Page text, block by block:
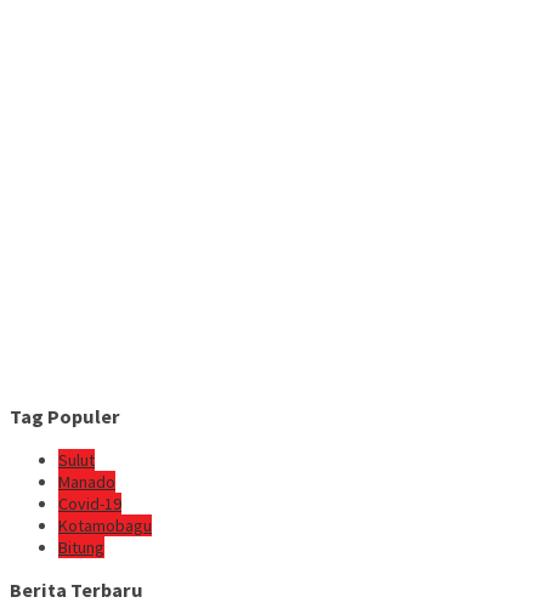
Tag Populer
Sulut
Manado
Covid-19
Kotamobagu
Bitung
Berita Terbaru